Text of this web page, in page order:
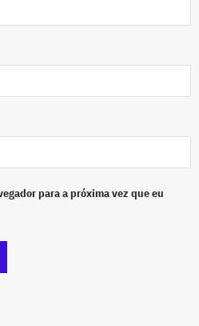
para a próxima vez que eu